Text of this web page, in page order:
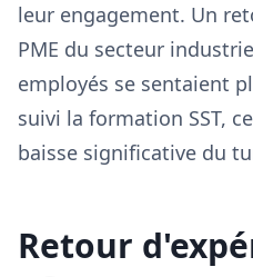
leur engagement. Un
PME du secteur
employés se sentaient
suivi la formation SST,
baisse significative du
Retour